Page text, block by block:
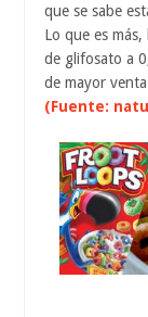
que se sabe
Lo que es
de glifosato a
de mayor
(Fuente: